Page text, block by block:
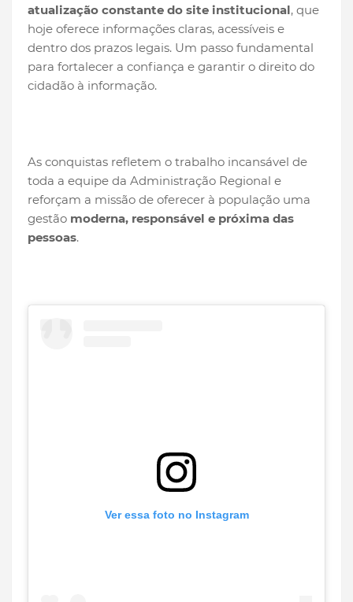
atualização constante do site institucional, que
hoje oferece informações claras, acessíveis e
dentro dos prazos legais. Um passo fundamental
para fortalecer a confiança e garantir o direito do
cidadão à informação.
As conquistas refletem o trabalho incansável de
toda a equipe da Administração Regional e
reforçam a missão de oferecer à população uma
gestão moderna, responsável e próxima das
pessoas.
Ver essa foto no Instagram